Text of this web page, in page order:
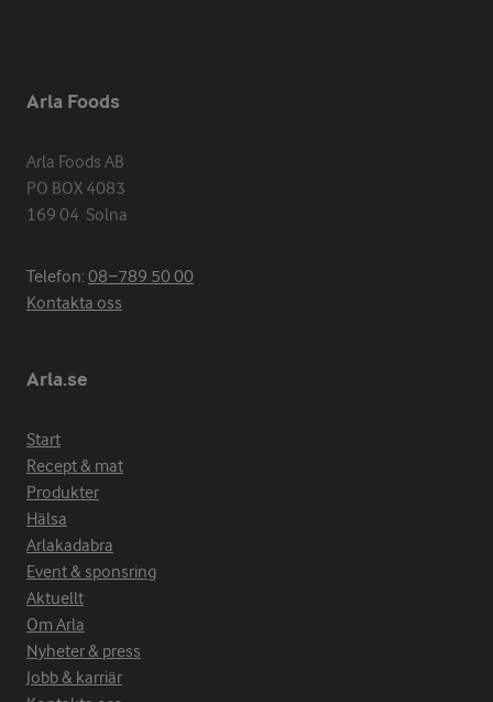
Arla Foods
Arla Foods AB
PO BOX 4083
169 04  Solna
Telefon:08−789 50 00
Kontakta oss
Arla.se
Start
Recept & mat
Produkter
Hälsa
Arlakadabra
Event & sponsring
Aktuellt
Om Arla
Nyheter & press
Jobb & karriär